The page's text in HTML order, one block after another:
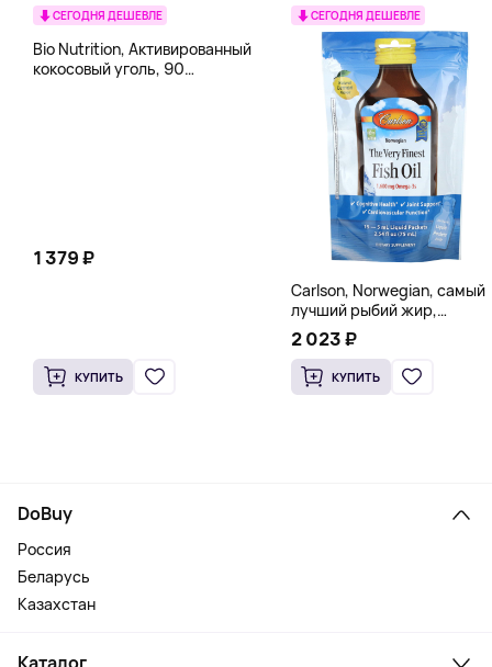
СЕГОДНЯ ДЕШЕВЛЕ
Bio Nutrition, Активированный
кокосовый уголь, 90
1 379 ₽
КУПИТЬ
СЕГОДНЯ ДЕШЕВЛЕ
Carlson, Norwegian, самый
лучший рыбий жир,
натуральный лимон, 15
пакетиков (5 мл) каждый
2 023 ₽
КУПИТЬ
DoBuy
Россия
Беларусь
Казахстан